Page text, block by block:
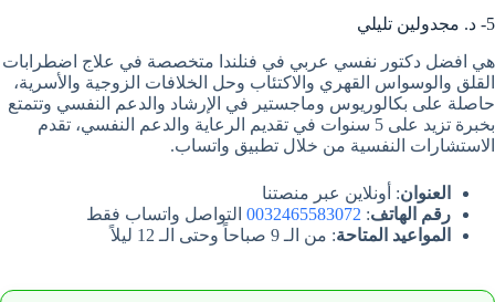
5- د. مجدولين تليلي
هي افضل دكتور نفسي عربي في فنلندا متخصصة في علاج اضطرابات
القلق والوسواس القهري والاكتئاب وحل الخلافات الزوجية والأسرية،
حاصلة على بكالوريوس وماجستير في الإرشاد والدعم النفسي وتتمتع
بخبرة تزيد على 5 سنوات في تقديم الرعاية والدعم النفسي، تقدم
الاستشارات النفسية من خلال تطبيق واتساب.
العنوان: أونلاين عبر منصتنا
رقم الهاتف:
0032465583072 التواصل واتساب فقط
المواعيد المتاحة: من الـ 9 صباحاً وحتى الـ 12 ليلاً